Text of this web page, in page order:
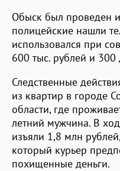
Обыск был проведен
полицейские нашли
использовался при
600 тыс. рублей и
Следственные
из квартир в городе
области, где
летний мужчина. В
изъяли 1,8 млн
который курьер
похищенные деньги.